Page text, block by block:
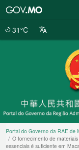
31°C
Portal do Governo da RAE de
O fornecimento de
essenciais é suficiente em